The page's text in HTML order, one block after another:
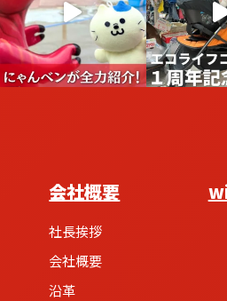
会社概要
社長挨拶
会社概要
沿革